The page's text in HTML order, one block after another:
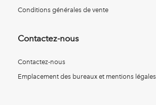
Conditions générales de vente
Contactez-nous
Contactez-nous
Emplacement des bureaux et mentions légales